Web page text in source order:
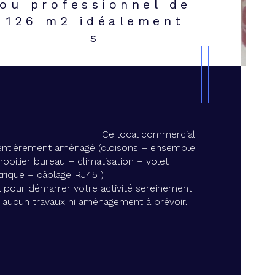
ou professionnel de
126 m2 idéalement
s
Valeurs
de transac
Ce local commercial
aménagé (cloisons – ensemble
bureau – climatisation – volet
– câblage RJ45 )
pour démarrer votre activité sereinement
aucun travaux ni aménagement à prévoir.